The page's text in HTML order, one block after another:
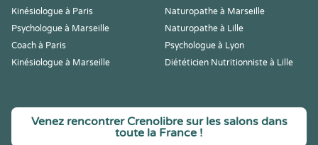
Kinésiologue à Paris
Naturopathe à Marseille
Psychologue à Marseille
Naturopathe à Lille
Coach à Paris
Psychologue à Lyon
Kinésiologue à Marseille
Diététicien Nutritionniste à Lille
Venez rencontrer Crenolibre sur les salons dans
toute la France !